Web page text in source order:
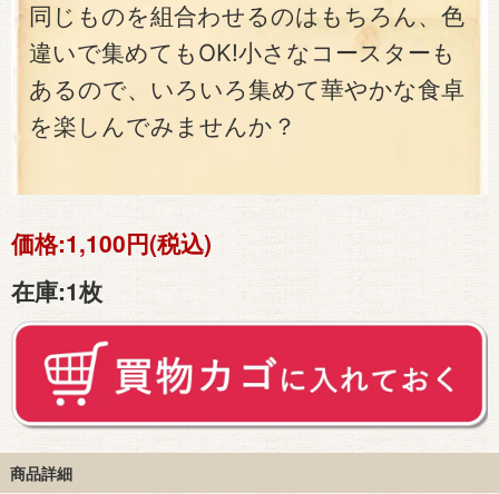
同じものを組合わせるのはもちろん、色
違いで集めてもOK!小さなコースターも
あるので、いろいろ集めて華やかな食卓
を楽しんでみませんか？
価格:1,100円(税込)
在庫:1枚
商品詳細